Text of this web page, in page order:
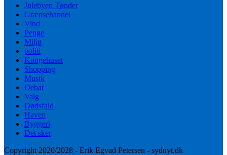
Julebyen Tønder
Grænsehandel
Vind
Penge
Miljø
politi
Kongehuset
Shopping
Musik
Debat
Valg
Dødsfald
Haven
Byggeri
Det sker
Copyright 2020/2028 - Erik Egvad Petersen - sydnyt.dk